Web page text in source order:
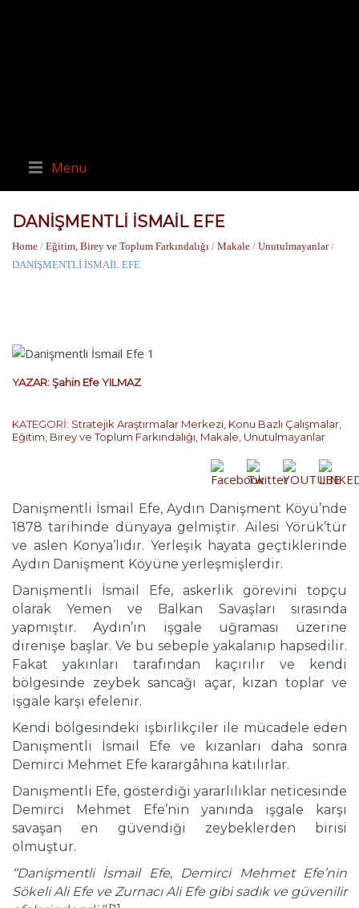
Menu
DANİŞMENTLİ İSMAİL EFE
Home / Eğitim, Birey ve Toplum Farkındalığı / Makale / Unutulmayanlar/
DANİŞMENTLİ İSMAİL EFE
YAZAR:Şahin Efe YILMAZ
KATEGORİ: Stratejik Araştırmalar Merkezi, Konu Bazlı Çalışmalar,
Eğitim, Birey ve Toplum Farkındalığı, Makale, Unutulmayanlar
Danişmentli İsmail Efe, Aydın Danişment Köyü’nde
1878 tarihinde dünyaya gelmiştir. Ailesi Yörük’tür
ve aslen Konya’lıdır. Yerleşik hayata geçtiklerinde
Aydın Danişment Köyüne yerleşmişlerdir.
Danişmentli İsmail Efe, askerlik görevini topçu
olarak Yemen ve Balkan Savaşları sırasında
yapmıştır. Aydın’ın işgale uğraması üzerine
direnişe başlar. Ve bu sebeple yakalanıp hapsedilir.
Fakat yakınları tarafından kaçırılır ve kendi
bölgesinde zeybek sancağı açar, kızan toplar ve
işgale karşı efelenir.
Kendi bölgesindeki işbirlikçiler ile mücadele eden
Danişmentli İsmail Efe ve kızanları daha sonra
Demirci Mehmet Efe karargâhına katılırlar.
Danişmentli Efe, gösterdiği yararlılıklar neticesinde
Demirci Mehmet Efe’nin yanında işgale karşı
savaşan en güvendiği zeybeklerden birisi
olmuştur.
‘‘Danişmentli İsmail Efe, Demirci Mehmet Efe’nin
Sökeli Ali Efe ve Zurnacı Ali Efe gibi sadık ve güvenilir